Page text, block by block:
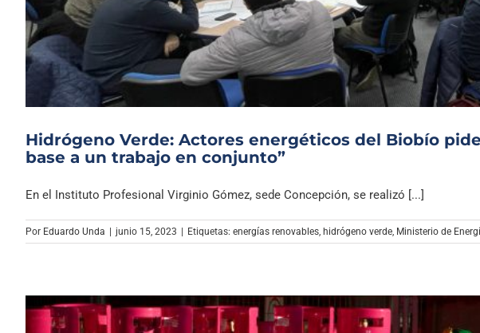
Hidrógeno Verde: Actores energéticos del Biobío
base a un trabajo en conjunto”
En el Instituto Profesional Virginio Gómez, sede Concepción, se realizó [...]
Por Eduardo Unda | junio 15, 2023 | Etiquetas: energías renovables hidrógeno verde Ministerio de